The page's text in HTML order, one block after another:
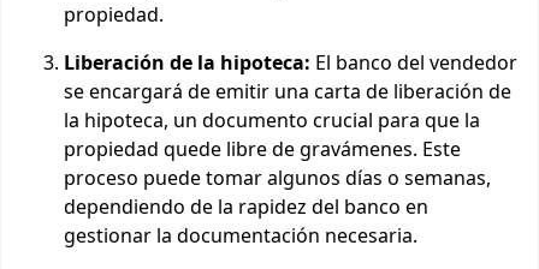
propiedad.
Liberación de la hipoteca: El banco del vendedor
se encargará de emitir una carta de liberación de
la hipoteca, un documento crucial para que la
propiedad quede libre de gravámenes. Este
proceso puede tomar algunos días o semanas,
dependiendo de la rapidez del banco en
gestionar la documentación necesaria.